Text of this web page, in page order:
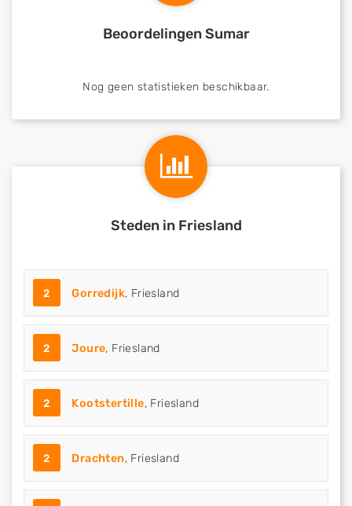
Beoordelingen Sumar
Nog geen statistieken beschikbaar.
Steden in Friesland
2 Gorredijk, Friesland
2 Joure, Friesland
2 Kootstertille, Friesland
2 Drachten, Friesland